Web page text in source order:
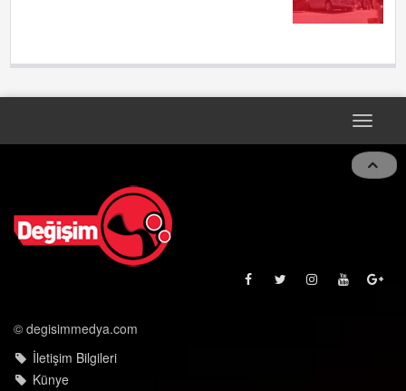
Toggle
© degisimmedya.com
İletişim Bilgileri
Künye